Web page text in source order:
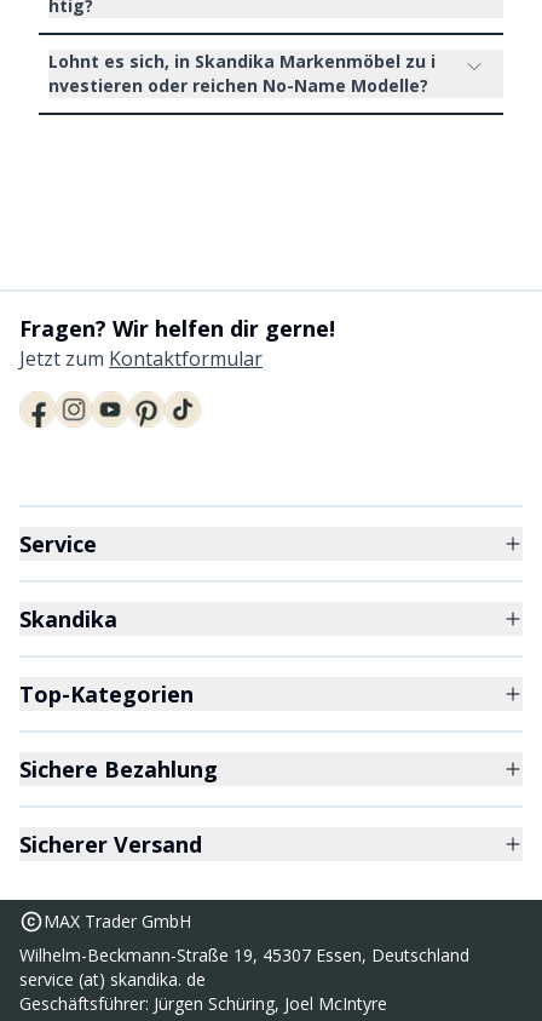
htig?
Lohnt es sich, in Skandika Markenmöbel zu i
nvestieren oder reichen No-Name Modelle?
Fragen? Wir helfen dir gerne!
Jetzt zum Kontaktformular
Service
Skandika
Top-Kategorien
Sichere Bezahlung
Sicherer Versand
MAX Trader GmbH
Wilhelm-Beckmann-Straße 19, 45307 Essen, Deutschland
service (at) skandika. de
Geschäftsführer: Jürgen Schüring, Joel McIntyre